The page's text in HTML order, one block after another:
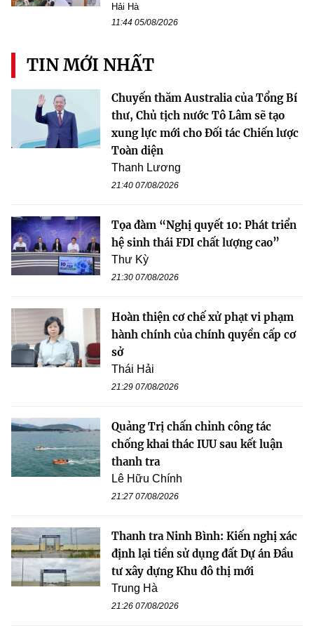
Hải Hà
11:44 05/08/2026
TIN MỚI NHẤT
Chuyến thăm Australia của Tổng Bí
thư, Chủ tịch nước Tô Lâm sẽ tạo
xung lực mới cho Đối tác Chiến lược
Toàn diện
Thanh Lương
21:40 07/08/2026
Tọa đàm “Nghị quyết 10: Phát triển
hệ sinh thái FDI chất lượng cao”
Thư Kỳ
21:30 07/08/2026
Hoàn thiện cơ chế xử phạt vi phạm
hành chính của chính quyền cấp cơ
sở
Thái Hải
21:29 07/08/2026
Quảng Trị chấn chỉnh công tác
chống khai thác IUU sau kết luận
thanh tra
Lê Hữu Chính
21:27 07/08/2026
Thanh tra Ninh Bình: Kiến nghị xác
định lại tiền sử dụng đất Dự án Đầu
tư xây dựng Khu đô thị mới
Trung Hà
21:26 07/08/2026